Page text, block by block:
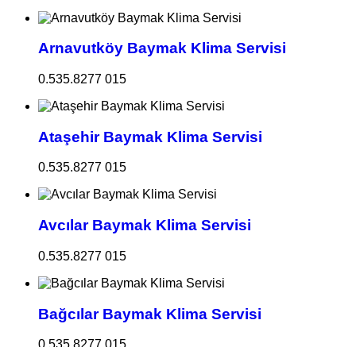
Arnavutköy Baymak Klima Servisi
0.535.8277 015
Ataşehir Baymak Klima Servisi
0.535.8277 015
Avcılar Baymak Klima Servisi
0.535.8277 015
Bağcılar Baymak Klima Servisi